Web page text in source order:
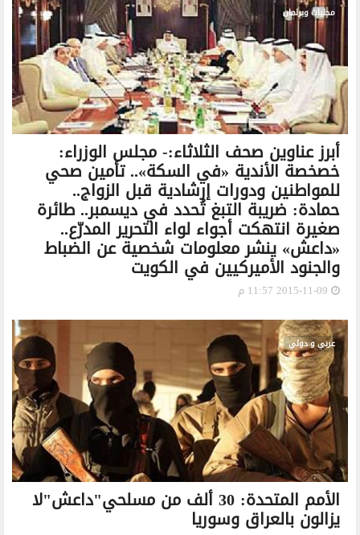
محليات وبرلمان
أبرز عناوين صحف الثلاثاء:- مجلس الوزراء:
خصخصة الأندية «في السكة».. تأمين صحي
للمواطنين ودورات إرشادية قبل الزواج..
حمادة: ضريبة التبغ تُحدد في ديسمبر.. طائرة
صغيرة انتهكت أجواء لواء التحرير المدرّع..
«داعش» ينشر معلومات شخصية عن الضباط
والجنود الأميركيين في الكويت
عربي و دولي
الأمم المتحدة: 30 ألف من مسلحي"داعش"لا
يزالون بالعراق وسوريا